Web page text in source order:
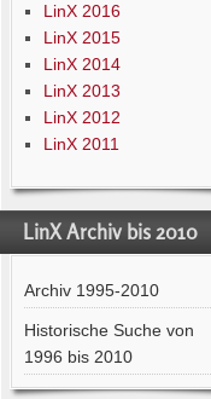
LinX 2016
LinX 2015
LinX 2014
LinX 2013
LinX 2012
LinX 2011
LinX Archiv bis 2010
Archiv 1995-2010
Historische Suche von
1996 bis 2010